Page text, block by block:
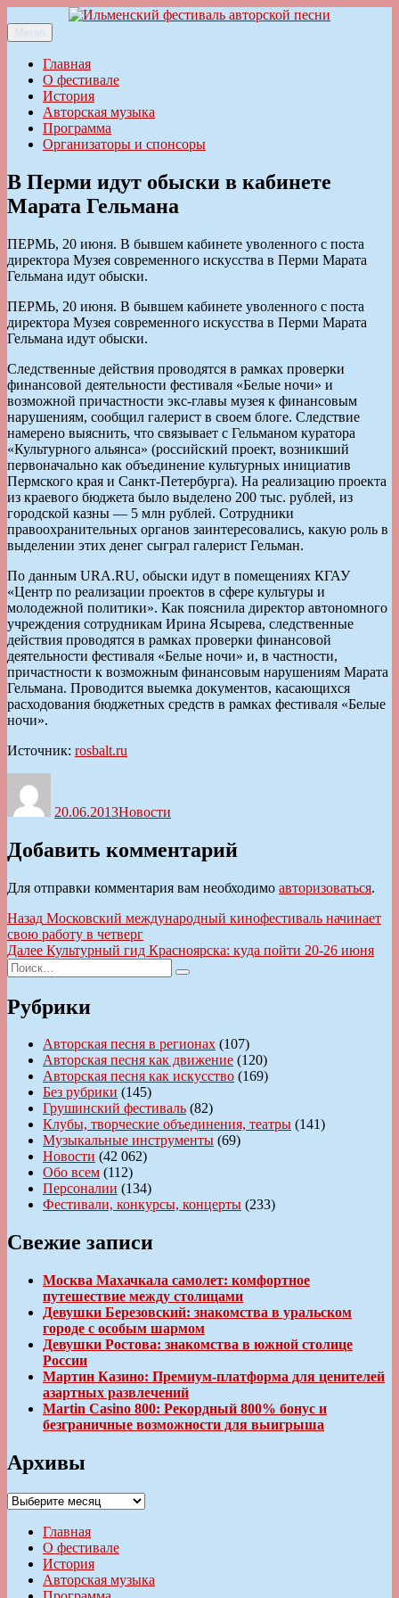
к
содержимому
Ильменский фестиваль авторской песни
Меню
Главная
О фестивале
История
Авторская музыка
Программа
Организаторы и спонсоры
В Перми идут обыски в кабинете
Марата Гельмана
ПЕРМЬ, 20 июня. В бывшем кабинете уволенного с поста
директора Музея современного искусства в Перми Марата
Гельмана идут обыски.
ПЕРМЬ, 20 июня. В бывшем кабинете уволенного с поста
директора Музея современного искусства в Перми Марата
Гельмана идут обыски.
Следственные действия проводятся в рамках проверки
финансовой деятельности фестиваля «Белые ночи» и
возможной причастности экс-главы музея к финансовым
нарушениям, сообщил галерист в своем блоге. Следствие
намерено выяснить, что связывает с Гельманом куратора
«Культурного альянса» (российский проект, возникший
первоначально как объединение культурных инициатив
Пермского края и Санкт-Петербурга). На реализацию проекта
из краевого бюджета было выделено 200 тыс. рублей, из
городской казны — 5 млн рублей. Сотрудники
правоохранительных органов заинтересовались, какую роль в
выделении этих денег сыграл галерист Гельман.
По данным URA.RU, обыски идут в помещениях КГАУ
«Центр по реализации проектов в сфере культуры и
молодежной политики». Как пояснила директор автономного
учреждения сотрудникам Ирина Ясырева, следственные
действия проводятся в рамках проверки финансовой
деятельности фестиваля «Белые ночи» и, в частности,
причастности к возможным финансовым нарушениям Марата
Гельмана. Проводится выемка документов, касающихся
расходования бюджетных средств в рамках фестиваля «Белые
ночи».
Источник: rosbalt.ru
20.06.2013Новости
Добавить комментарий
Для отправки комментария вам необходимо авторизоваться.
Навигация
по
записям
Назад Предыдущая
запись:
Московский международный кинофестиваль начинает
свою работу в четверг
Далее Следующая
Культурный гид Красноярска: куда пойти 20-26 июня
Искать:
Поиск
Рубрики
Авторская песня в регионах (107)
Авторская песня как движение (120)
Авторская песня как искусство (169)
Без рубрики (145)
Грушинский фестиваль (82)
Клубы, творческие объединения, театры (141)
Музыкальные инструменты (69)
Новости (42 062)
Обо всем (112)
Персоналии (134)
Фестивали, конкурсы, концерты (233)
Свежие записи
Москва Махачкала самолет: комфортное
путешествие между столицами
Девушки Березовский: знакомства в уральском
городе с особым шармом
Девушки Ростова: знакомства в южной столице
России
Мартин Казино: Премиум-платформа для ценителей
азартных развлечений
Martin Casino 800: Рекордный 800% бонус и
безграничные возможности для выигрыша
Архивы
Архивы
Главная
О фестивале
История
Авторская музыка